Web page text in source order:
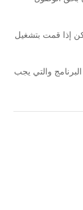
إذا قمت بتشغيل
والتي يجب